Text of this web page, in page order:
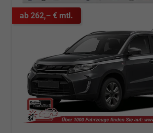
ab 262,– € mtl.